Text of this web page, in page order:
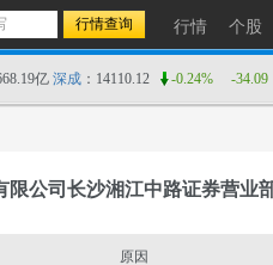
行情 个股
亿 深成 ：14110.12 -0.24% -34.09
限公司长沙湘江中路证券营业
原因